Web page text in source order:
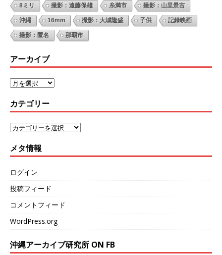
8ミリ 撮影：遠藤保雄 糸満市 撮影：山里景吉
沖縄 16mm 撮影：大城隆盛 子供 記録映画
撮影：匿名 那覇市
アーカイブ
カテゴリー
メタ情報
ログイン
投稿フィード
コメントフィード
WordPress.org
沖縄アーカイブ研究所 ON FB